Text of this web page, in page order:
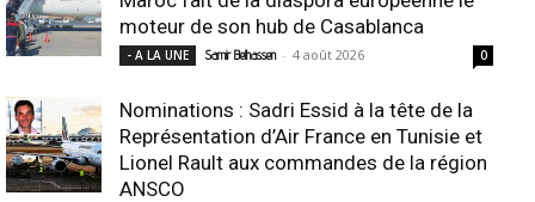
moteur de son hub de Casablanca
- A LA UNE Samir Belhassen - 4 août 2026 0
Nominations : Sadri Essid à la tête de la
Représentation d’Air France en Tunisie et
Lionel Rault aux commandes de la région
ANSCO